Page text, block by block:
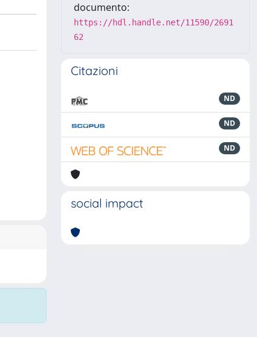
documento:
https://hdl.handle.net/11590/2691
62
Citazioni
ND
ND
ND
social impact